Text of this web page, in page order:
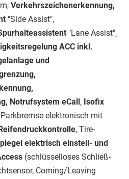
Verkehrszeichenerkennung,
"Side Assist",
"Lane Assist",
ACC inkl.
und
Notrufsystem eCall , Isofix
Parkbremse elektronisch mit
Reifendruckkontrolle, Tire-
elektrisch einstell- und
(schlüsselloses Schließ-
Coming/Leaving